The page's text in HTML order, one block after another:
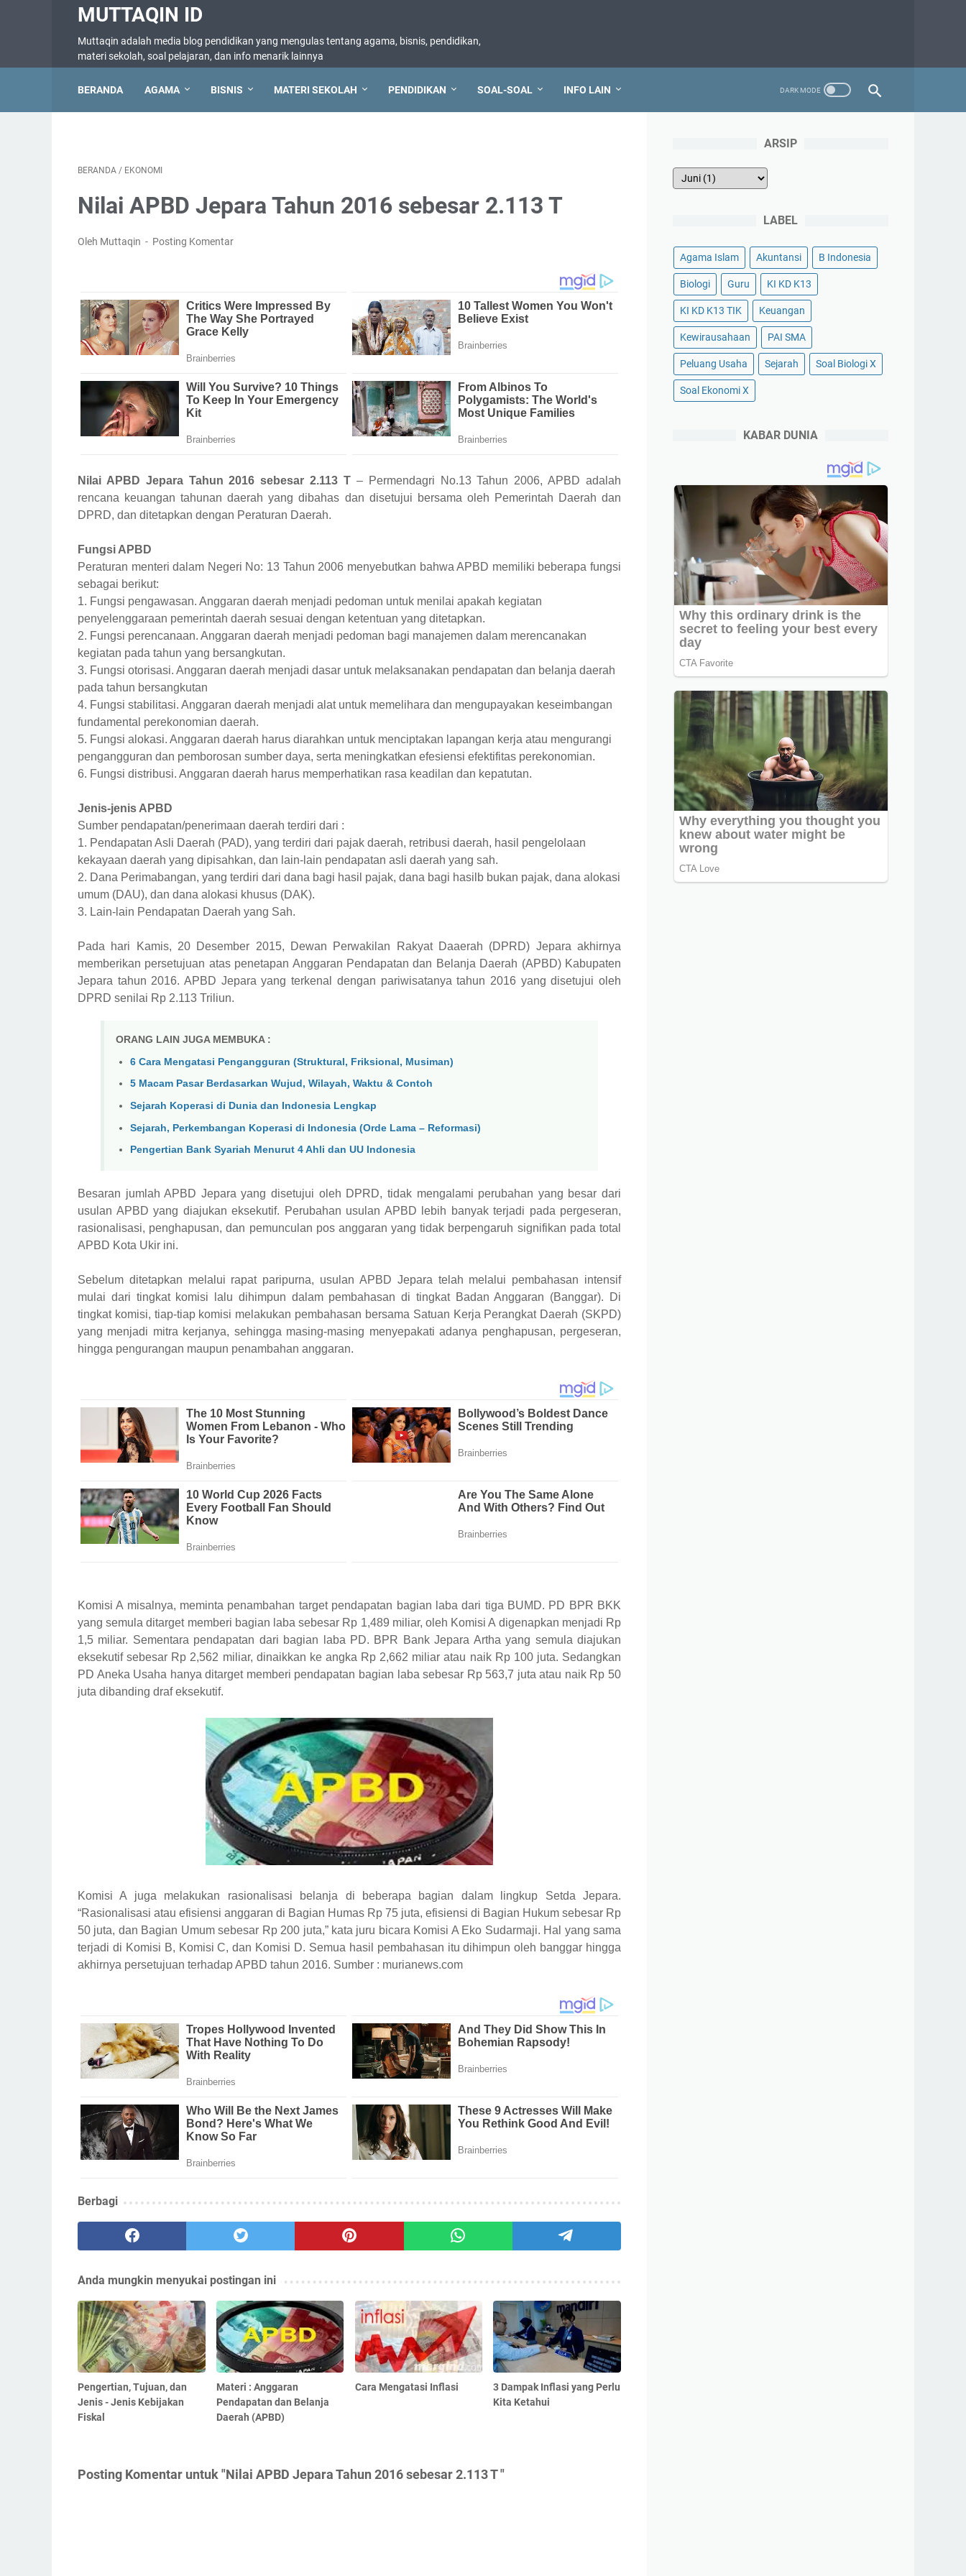
MUTTAQIN ID
Muttaqin adalah media blog pendidikan yang mengulas tentang agama, bisnis, pendidikan,
materi sekolah, soal pelajaran, dan info menarik lainnya
BERANDA AGAMA BISNIS MATERI SEKOLAH PENDIDIKAN SOAL-SOAL INFO LAIN
BERANDA / EKONOMI
Nilai APBD Jepara Tahun 2016 sebesar 2.113 T
Oleh Muttaqin Posting Komentar
Nilai APBD Jepara Tahun 2016 sebesar 2.113 T – Permendagri No.13 Tahun 2006, APBD adalah
rencana keuangan tahunan daerah yang dibahas dan disetujui bersama oleh Pemerintah Daerah dan
DPRD, dan ditetapkan dengan Peraturan Daerah.
Fungsi APBD
Peraturan menteri dalam Negeri No: 13 Tahun 2006 menyebutkan bahwa APBD memiliki beberapa fungsi
sebagai berikut:
1. Fungsi pengawasan. Anggaran daerah menjadi pedoman untuk menilai apakah kegiatan
penyelenggaraan pemerintah daerah sesuai dengan ketentuan yang ditetapkan.
2. Fungsi perencanaan. Anggaran daerah menjadi pedoman bagi manajemen dalam merencanakan
kegiatan pada tahun yang bersangkutan.
3. Fungsi otorisasi. Anggaran daerah menjadi dasar untuk melaksanakan pendapatan dan belanja daerah
pada tahun bersangkutan
4. Fungsi stabilitasi. Anggaran daerah menjadi alat untuk memelihara dan mengupayakan keseimbangan
fundamental perekonomian daerah.
5. Fungsi alokasi. Anggaran daerah harus diarahkan untuk menciptakan lapangan kerja atau mengurangi
pengangguran dan pemborosan sumber daya, serta meningkatkan efesiensi efektifitas perekonomian.
6. Fungsi distribusi. Anggaran daerah harus memperhatikan rasa keadilan dan kepatutan.
Jenis-jenis APBD
Sumber pendapatan/penerimaan daerah terdiri dari :
1. Pendapatan Asli Daerah (PAD), yang terdiri dari pajak daerah, retribusi daerah, hasil pengelolaan
kekayaan daerah yang dipisahkan, dan lain-lain pendapatan asli daerah yang sah.
2. Dana Perimabangan, yang terdiri dari dana bagi hasil pajak, dana bagi hasilb bukan pajak, dana alokasi
umum (DAU), dan dana alokasi khusus (DAK).
3. Lain-lain Pendapatan Daerah yang Sah.
Pada hari Kamis, 20 Desember 2015, Dewan Perwakilan Rakyat Daaerah (DPRD) Jepara akhirnya
memberikan persetujuan atas penetapan Anggaran Pendapatan dan Belanja Daerah (APBD) Kabupaten
Jepara tahun 2016. APBD Jepara yang terkenal dengan pariwisatanya tahun 2016 yang disetujui oleh
DPRD senilai Rp 2.113 Triliun.
ORANG LAIN JUGA MEMBUKA :
6 Cara Mengatasi Pengangguran (Struktural, Friksional, Musiman)
5 Macam Pasar Berdasarkan Wujud, Wilayah, Waktu & Contoh
Sejarah Koperasi di Dunia dan Indonesia Lengkap
Sejarah, Perkembangan Koperasi di Indonesia (Orde Lama – Reformasi)
Pengertian Bank Syariah Menurut 4 Ahli dan UU Indonesia
Besaran jumlah APBD Jepara yang disetujui oleh DPRD, tidak mengalami perubahan yang besar dari
usulan APBD yang diajukan eksekutif. Perubahan usulan APBD lebih banyak terjadi pada pergeseran,
rasionalisasi, penghapusan, dan pemunculan pos anggaran yang tidak berpengaruh signifikan pada total
APBD Kota Ukir ini.
Sebelum ditetapkan melalui rapat paripurna, usulan APBD Jepara telah melalui pembahasan intensif
mulai dari tingkat komisi lalu dihimpun dalam pembahasan di tingkat Badan Anggaran (Banggar). Di
tingkat komisi, tiap-tiap komisi melakukan pembahasan bersama Satuan Kerja Perangkat Daerah (SKPD)
yang menjadi mitra kerjanya, sehingga masing-masing menyepakati adanya penghapusan, pergeseran,
hingga pengurangan maupun penambahan anggaran.
Komisi A misalnya, meminta penambahan target pendapatan bagian laba dari tiga BUMD. PD BPR BKK
yang semula ditarget memberi bagian laba sebesar Rp 1,489 miliar, oleh Komisi A digenapkan menjadi Rp
1,5 miliar. Sementara pendapatan dari bagian laba PD. BPR Bank Jepara Artha yang semula diajukan
eksekutif sebesar Rp 2,562 miliar, dinaikkan ke angka Rp 2,662 miliar atau naik Rp 100 juta. Sedangkan
PD Aneka Usaha hanya ditarget memberi pendapatan bagian laba sebesar Rp 563,7 juta atau naik Rp 50
juta dibanding draf eksekutif.
Komisi A juga melakukan rasionalisasi belanja di beberapa bagian dalam lingkup Setda Jepara.
“Rasionalisasi atau efisiensi anggaran di Bagian Humas Rp 75 juta, efisiensi di Bagian Hukum sebesar Rp
50 juta, dan Bagian Umum sebesar Rp 200 juta,” kata juru bicara Komisi A Eko Sudarmaji. Hal yang sama
terjadi di Komisi B, Komisi C, dan Komisi D. Semua hasil pembahasan itu dihimpun oleh banggar hingga
akhirnya persetujuan terhadap APBD tahun 2016. Sumber : murianews.com
Berbagi
Anda mungkin menyukai postingan ini
Pengertian, Tujuan, dan
Jenis - Jenis Kebijakan
Fiskal
Materi : Anggaran
Pendapatan dan Belanja
Daerah (APBD)
Cara Mengatasi Inflasi
3 Dampak Inflasi yang Perlu
Kita Ketahui
Posting Komentar untuk "Nilai APBD Jepara Tahun 2016 sebesar 2.113 T "
ARSIP
LABEL
Agama Islam Akuntansi B Indonesia
Biologi Guru KI KD K13
KI KD K13 TIK Keuangan
Kewirausahaan PAI SMA
Peluang Usaha Sejarah Soal Biologi X
Soal Ekonomi X
KABAR DUNIA